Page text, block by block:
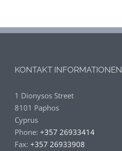
KONTAKT INFORMATIONEN
1 Dionysos Street
8101 Paphos
Cyprus
Phone: +357 26933414
Fax: +357 26933908